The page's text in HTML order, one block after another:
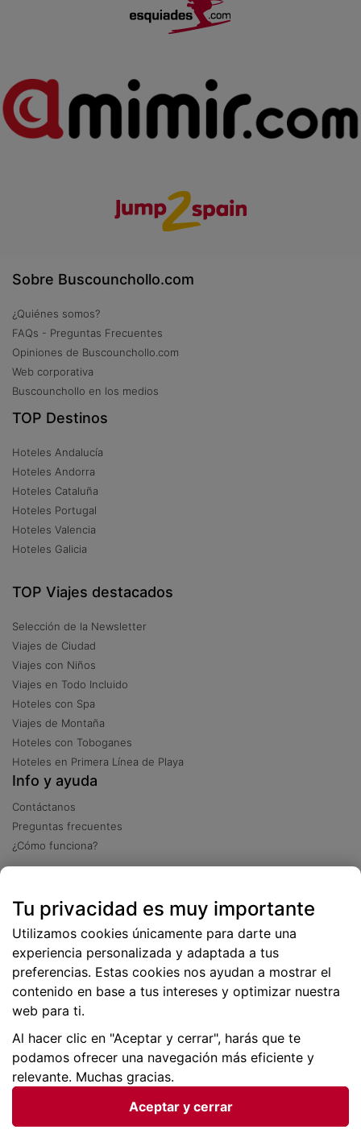
Sobre Buscounchollo.com
¿Quiénes somos?
FAQs - Preguntas Frecuentes
Opiniones de Buscounchollo.com
Web corporativa
Buscounchollo en los medios
TOP Destinos
Hoteles Andalucía
Hoteles Andorra
Hoteles Cataluña
Hoteles Portugal
Hoteles Valencia
Hoteles Galicia
TOP Viajes destacados
Selección de la Newsletter
Viajes de Ciudad
Viajes con Niños
Viajes en Todo Incluido
Hoteles con Spa
Viajes de Montaña
Hoteles con Toboganes
Hoteles en Primera Línea de Playa
Info y ayuda
Contáctanos
Preguntas frecuentes
¿Cómo funciona?
Más de 2 millones de descargas
Tu privacidad es muy importante
Utilizamos cookies únicamente para darte una
experiencia personalizada y adaptada a tus
preferencias. Estas cookies nos ayudan a mostrar el
contenido en base a tus intereses y optimizar nuestra
web para ti.
Al hacer clic en "Aceptar y cerrar", harás que te
podamos ofrecer una navegación más eficiente y
relevante. Muchas gracias.
Aceptar y cerrar